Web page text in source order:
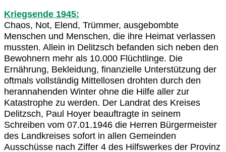
Kriegsende 1945:
Chaos, Not, Elend, Trümmer, ausgebombte
Menschen und Menschen, die ihre Heimat verlassen
mussten. Allein in Delitzsch befanden sich neben den
Bewohnern mehr als 10.000 Flüchtlinge. Die
Ernährung, Bekleidung, finanzielle Unterstützung der
oftmals vollständig Mittellosen drohten durch den
herannahenden Winter ohne die Hilfe aller zur
Katastrophe zu werden. Der Landrat des Kreises
Delitzsch, Paul Hoyer beauftragte in seinem
Schreiben vom 07.01.1946 die Herren Bürgermeister
des Landkreises sofort in allen Gemeinden
Ausschüsse nach Ziffer 4 des Hilfswerkes der Provinz